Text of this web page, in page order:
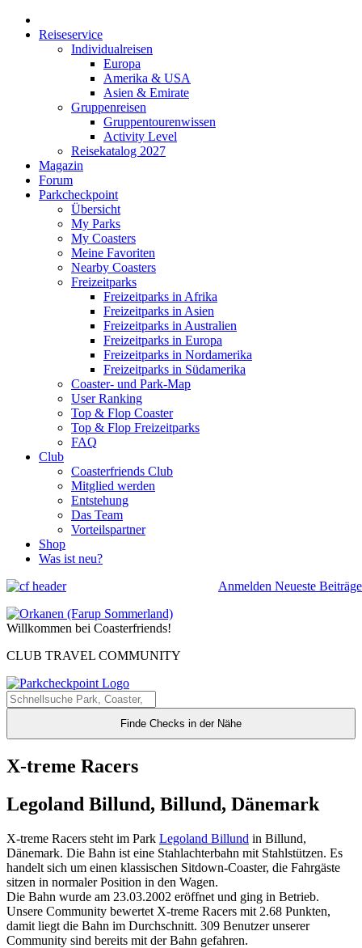
Reiseservice
Individualreisen
Europa
Amerika & USA
Asien & Emirate
Gruppenreisen
Gruppentourenwissen
Activity Level
Reisekatalog 2027
Magazin
Forum
Parkcheckpoint
Übersicht
My Parks
My Coasters
Meine Favoriten
Nearby Coasters
Freizeitparks
Freizeitparks in Afrika
Freizeitparks in Asien
Freizeitparks in Australien
Freizeitparks in Europa
Freizeitparks in Nordamerika
Freizeitparks in Südamerika
Coaster- und Park-Map
User Ranking
Top & Flop Coaster
Top & Flop Freizeitparks
FAQ
Club
Coasterfriends Club
Mitglied werden
Entstehung
Das Team
Vorteilspartner
Shop
Was ist neu?
Anmelden Neueste Beiträge
Willkommen bei Coasterfriends!
CLUB TRAVEL COMMUNITY
Finde Checks in der Nähe
X-treme Racers
Legoland Billund, Billund, Dänemark
X-treme Racers steht im Park Legoland Billund in Billund,
Dänemark. Die Bahn ist eine Stahlachterbahn mit Stahlstützen. Es
handelt sich um einen klassischen Sitdown-Coaster, die Fahrgäste
sitzen in normaler Position in den Wagen.
Die Bahn wurde am 23.03.2002 eröffnet und ging in Betrieb.
Unsere Community bewertet X-treme Racers mit 2.68 Punkten,
damit liegt die Bahn im Durchschnitt. 309 Benutzer unserer
Community sind bereits mit der Bahn gefahren.